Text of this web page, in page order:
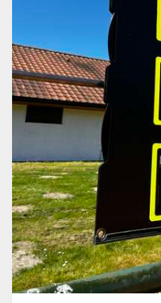
Anschluss der
Installation einer
Installation eines
Clubhaus 🔑​
Weitere Infos folgen.
Sportliche Grüße
Der Vorstand